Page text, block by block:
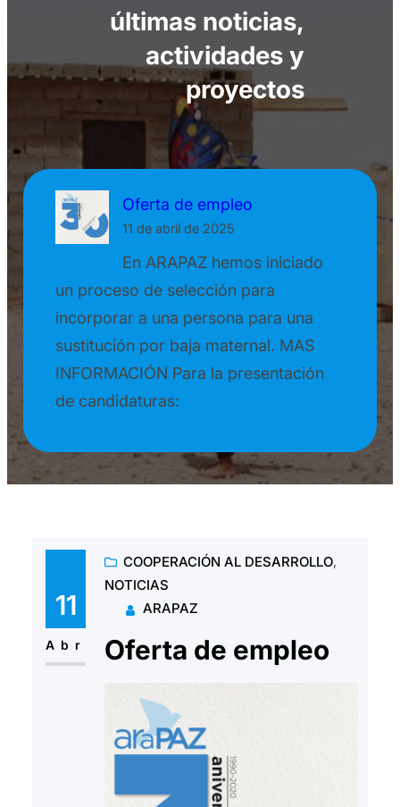
últimas noticias,
actividades y
proyectos
Oferta de empleo
11 de abril de 2025
En ARAPAZ hemos iniciado
un proceso de selección para
incorporar a una persona para una
sustitución por baja maternal. MAS
INFORMACIÓN Para la presentación
de candidaturas:
11
Abr
COOPERACIÓN AL DESARROLLO
NOTICIAS
ARAPAZ
Oferta de empleo